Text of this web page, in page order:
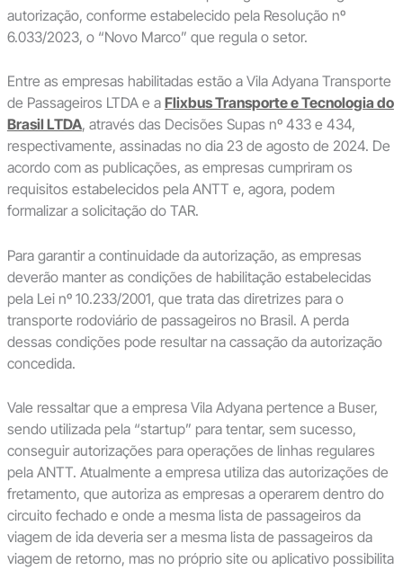
autorização, conforme estabelecido pela Resolução nº
6.033/2023, o “Novo Marco” que regula o setor.
Entre as empresas habilitadas estão a Vila Adyana Transporte
de Passageiros LTDA e a Flixbus Transporte e Tecnologia do
Brasil LTDA, através das Decisões Supas nº 433 e 434,
respectivamente, assinadas no dia 23 de agosto de 2024. De
acordo com as publicações, as empresas cumpriram os
requisitos estabelecidos pela ANTT e, agora, podem
formalizar a solicitação do TAR.
Para garantir a continuidade da autorização, as empresas
deverão manter as condições de habilitação estabelecidas
pela Lei nº 10.233/2001, que trata das diretrizes para o
transporte rodoviário de passageiros no Brasil. A perda
dessas condições pode resultar na cassação da autorização
concedida.
Vale ressaltar que a empresa Vila Adyana pertence a Buser,
sendo utilizada pela “startup” para tentar, sem sucesso,
conseguir autorizações para operações de linhas regulares
pela ANTT. Atualmente a empresa utiliza das autorizações de
fretamento, que autoriza as empresas a operarem dentro do
circuito fechado e onde a mesma lista de passageiros da
viagem de ida deveria ser a mesma lista de passageiros da
viagem de retorno, mas no próprio site ou aplicativo possibilita